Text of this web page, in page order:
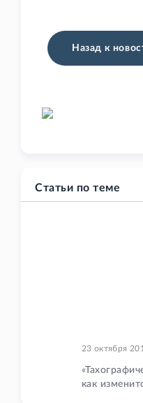
Назад к
Статьи по теме
23 октября
как